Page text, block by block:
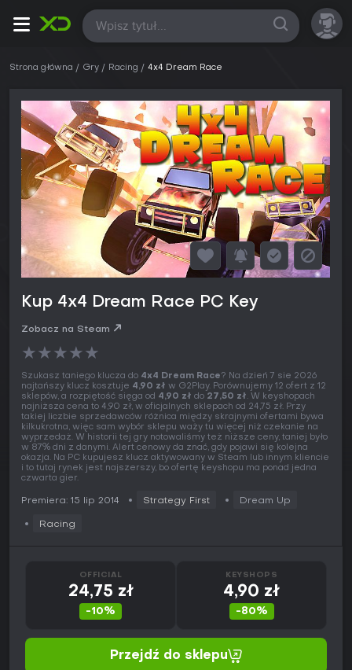
Wszystkie
Strona główna Gry Racing 4x4 Dream Race
Kup 4x4 Dream Race PC Key
Zobacz na Steam
★★★★★
Szukasz taniego klucza do 4x4 Dream Race? Na dzień 7 sie 2026
najtańszy klucz kosztuje 4,90 zł w G2Play. Porównujemy 12 ofert z 12
sklepów, a rozpiętość sięga od 4,90 zł do 27,50 zł. W keyshopach
najniższa cena to 4,90 zł, w oficjalnych sklepach od 24,75 zł. Przy
takiej liczbie sprzedawców różnica między skrajnymi ofertami bywa
kilkukrotna, więc sam wybór sklepu waży tu więcej niż czekanie na
wyprzedaż. W historii tej gry notowaliśmy też niższe ceny, taniej było
w 87% dni z danymi. Alert cenowy da znać, gdy pojawi się kolejna
okazja. Na PC kupujesz klucz aktywowany w Steam lub innym kliencie
i to tutaj rynek jest najszerszy, bo ofertę keyshopu ma ponad jedna
czwarta gier.
Premiera: 15 lip 2014 Strategy First Dream Up
Racing
OFFICIAL
24,75 zł
-10%
KEYSHOPS
4,90 zł
-80%
Przejdź do sklepu